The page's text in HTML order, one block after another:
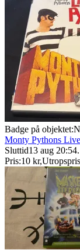
Badge på objektet:
Monty Pythons
Sluttid13 aug 20:54.
Pris:10 kr,Utropspris